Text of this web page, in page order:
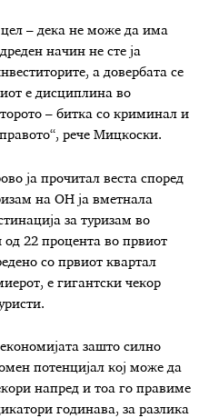
– дека не може да има
начин не сте ја
а довербата се
е дисциплина во
– битка со криминал и
рече Мицкоски.
ја прочитал веста според
на ОН ја вметнала
за туризам во
од 22 процента во првиот
со првиот квартал
е гигантски чекор
зашто силно
потенцијал кој може да
напред и тоа го правиме
годинава, за разлика